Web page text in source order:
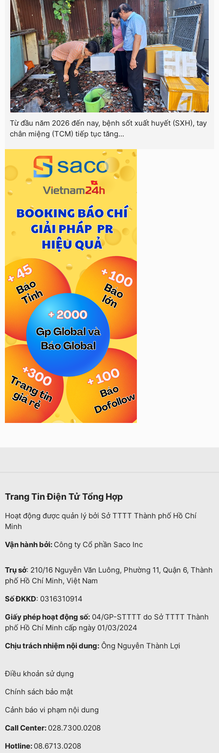
Từ đầu năm 2026 đến nay, bệnh sốt xuất huyết (SXH), tay
chân miệng (TCM) tiếp tục tăng...
Trang Tin Điện Tử Tổng Hợp
Hoạt động được quản lý bởi Sở TTTT Thành phố Hồ Chí
Minh
Vận hành bởi: Công ty Cổ phần Saco Inc
Trụ sở: 210/16 Nguyễn Văn Luông, Phường 11, Quận 6, Thành
phố Hồ Chí Minh, Việt Nam
Số ĐKKD: 0316310914
Giấy phép hoạt động số: 04/GP-STTTT do Sở TTTT Thành
phố Hồ Chí Minh cấp ngày 01/03/2024
Chịu trách nhiệm nội dung: Ông Nguyễn Thành Lợi
Điều khoản sử dụng
Chính sách bảo mật
Cảnh báo vi phạm nội dung
Call Center: 028.7300.0208
Hotline: 08.6713.0208